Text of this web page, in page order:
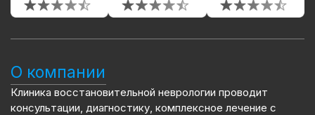
О компании
Клиника восстановительной неврологии проводит
консультации, диагностику, комплексное лечение с